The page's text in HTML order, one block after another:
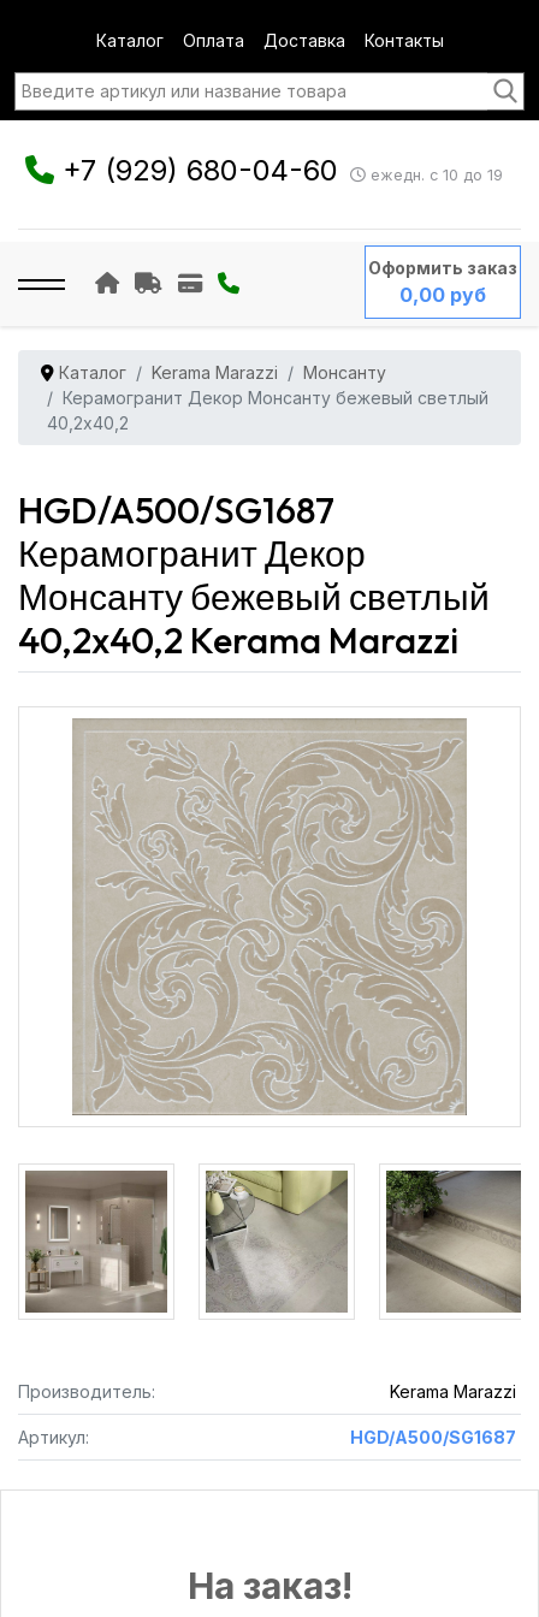
Каталог Оплата Доставка Контакты
+7 (929) 680-04-60 ежедн. с 10 до 19
Оформить заказ
0,00 руб
Каталог Kerama Marazzi
Монсанту
Керамогранит Декор Монсанту бежевый светлый
40,2x40,2
HGD/A500/SG1687
Керамогранит Декор
Монсанту бежевый светлый
40,2x40,2 Kerama Marazzi
Производитель: Kerama Marazzi
Артикул: HGD/A500/SG1687
На заказ!